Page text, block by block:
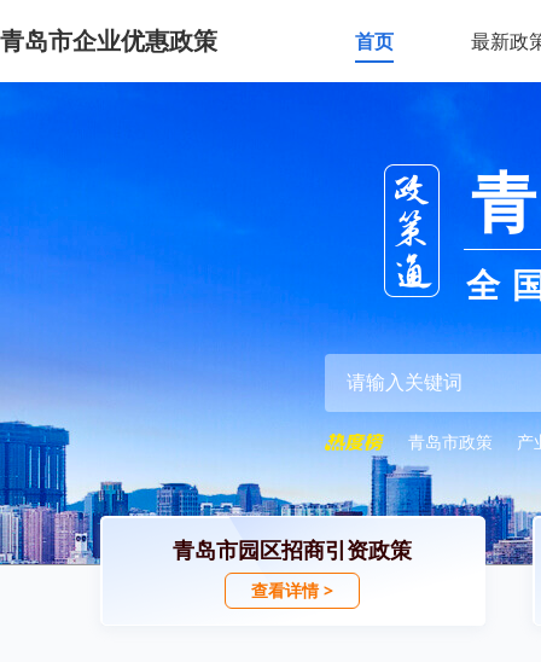
青岛市企业优惠政策 首页 最新政
全
青岛市政策 产
青岛市园区招商引资政策
查看详情 >